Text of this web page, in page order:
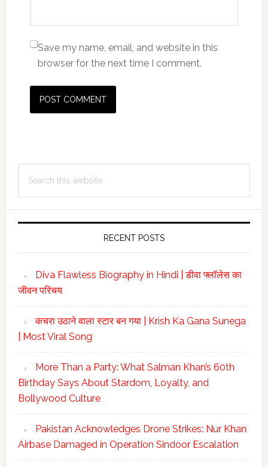
Save my name, email, and website in this
browser for the next time I comment.
Primary
Sidebar
this
RECENT POSTS
Diva Flawless Biography in Hindi | डीवा फ्लॉलेस का
जीवन परिचय
कचरा उठाने वाला स्टार बन गया | Krish Ka Gana Sunega
| Most Viral Song
More Than a Party: What Salman Khan’s 60th
Birthday Says About Stardom, Loyalty, and
Bollywood Culture
Pakistan Acknowledges Drone Strikes: Nur Khan
Airbase Damaged in Operation Sindoor Escalation